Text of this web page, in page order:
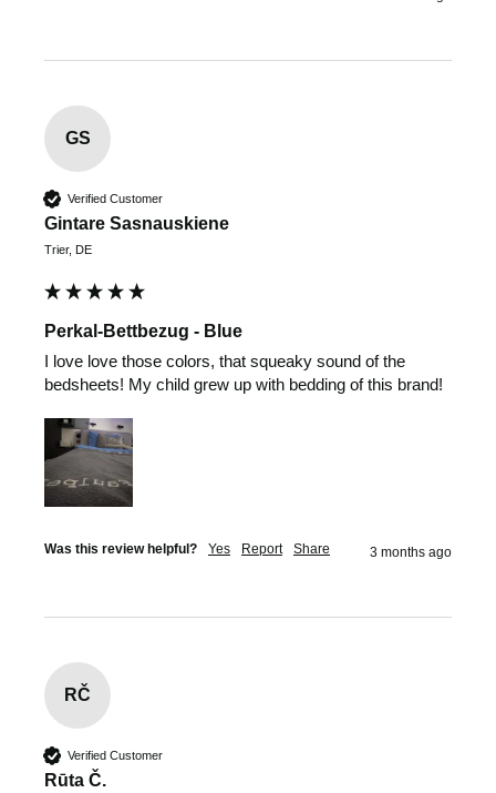
GS
Verified Customer
Gintare Sasnauskiene
Trier, DE
Perkal-Bettbezug - Blue
I love love those colors, that squeaky sound of the
bedsheets! My child grew up with bedding of this brand!
Was this review helpful? Yes Report Share 3 months ago
RČ
Verified Customer
Rūta Č.